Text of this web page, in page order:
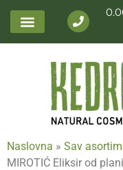
Naslovna » Sav
MIROTIĆ Eliksir od